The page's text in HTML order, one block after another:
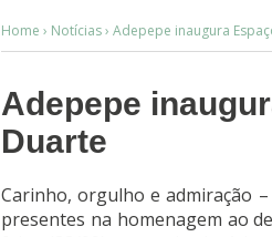
Home › Notícias› Adepepe inaugura
Adepepe
Duarte
Carinho, orgulho e admiração
presentes na homenagem ao